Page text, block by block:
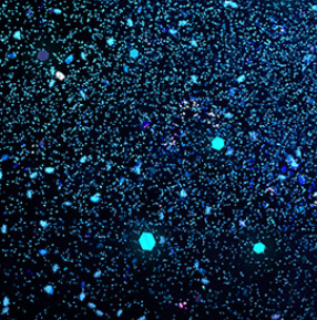
Productfoto's bewerken